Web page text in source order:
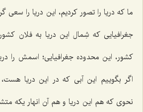
ما كه دریا را تصور كردیم، این دریا را
جغرافیایى كه شِمال این دریا به فلان
كشور، این محدوده جغرافیایى؛ اسمش را
اگر بگوییم این آبى كه در این دریا
نحوى كه هم این دریا و هم آن انهار یكه